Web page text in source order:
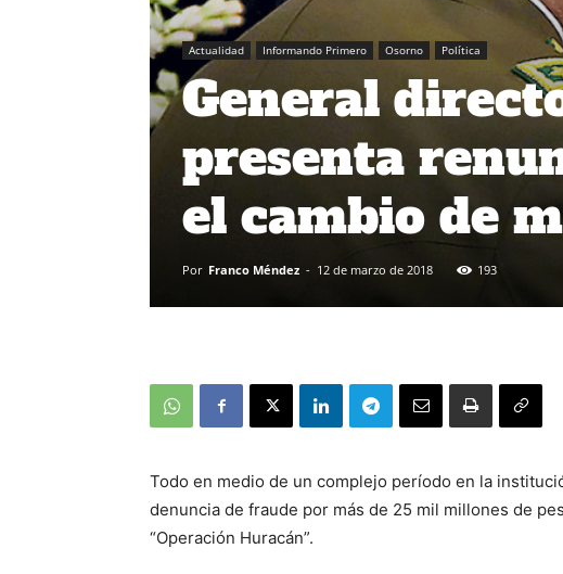
Actualidad Informando Primero Osorno Política
General
presenta
el cambio de
Por Franco Méndez - 12 de marzo de 2018 193
Todo en medio de un complejo período en la
denuncia de fraude por más de 25 mil millones de
“Operación Huracán”.